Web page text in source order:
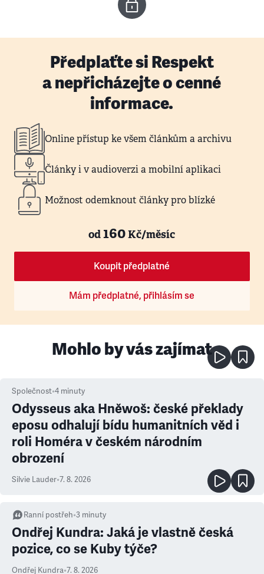
Předplaťte si Respekt
a nepřicházejte o cenné
informace.
Online přístup ke všem článkům a archivu
Články i v audioverzi a mobilní aplikaci
Možnost odemknout články pro blízké
od160Kč/měsíc
Koupit předplatné
Mám předplatné, přihlásím se
Mohlo by vás zajímat
Společnost•4 minuty
Odysseus aka Hněwoš: české překlady
eposu odhalují bídu humanitních věd i
roli Homéra v českém národním
obrození
Silvie Lauder•7. 8. 2026
Ranní postřeh•3 minuty
Ondřej Kundra: Jaká je vlastně česká
pozice, co se Kuby týče?
Ondřej Kundra•7. 8. 2026